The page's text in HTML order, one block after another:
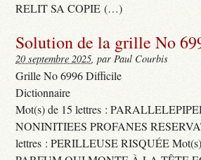
RELIT SA COPIE (…)
Solution de la grille No
20 septembre 2025, par Paul Courbis
Grille No 6996 Difficile
Dictionnaire
Mot(s) de 15 lettres :
NONINITIEES PROFANES
lettres : PERILLEUSE RISQUÉE